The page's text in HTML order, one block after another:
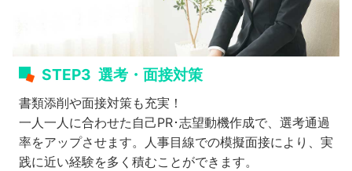
STEP3 選考・面接対策
書類添削や面接対策も充実！
一人一人に合わせた自己PR･志望動機作成で、選考通過
率をアップさせます。人事目線での模擬面接により、実
践に近い経験を多く積むことができます。